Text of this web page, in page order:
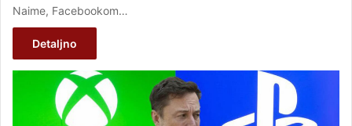
Naime, Facebookom…
Detaljno